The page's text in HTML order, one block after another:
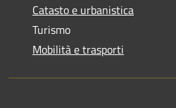
Catasto e urbanistica
Turismo
Mobilità e trasporti